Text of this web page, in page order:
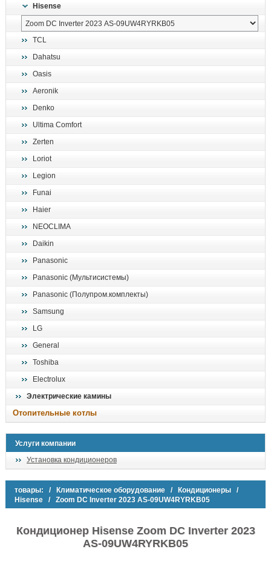
Hisense
TCL
Dahatsu
Oasis
Aeronik
Denko
Ultima Comfort
Zerten
Loriot
Legion
Funai
Haier
NEOCLIMA
Daikin
Panasonic
Panasonic (Мультисистемы)
Panasonic (Полупром.комплекты)
Samsung
LG
General
Toshiba
Electrolux
Электрические камины
Отопительные котлы
Услуги компании
Установка кондиционеров
товары: / Климатическое оборудование / Кондиционеры /
Hisense / Zoom DC Inverter 2023 AS-09UW4RYRKB05
Кондиционер Hisense Zoom DC Inverter 2023
AS-09UW4RYRKB05